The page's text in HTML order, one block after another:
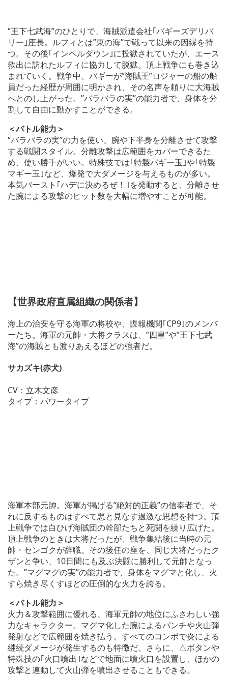
“王下七武海”のひとりで、海賊派遣会社｢バギーズデリバ
リー｣座長。ルフィとは”東の海”で戦って以来の因縁を持
つ。その後｢インペルダウン｣に投獄されていたが、エース
救出に訪れたルフィに協力して脱獄。頂上戦争にも巻き込
まれていく。戦争中、バギーが”海賊王”ロジャーの船の船
員だった経歴が周囲に明かされ、その名声を頼りに大海賊
へとのし上がった。”バラバラの実”の能力者で、身体を分
割して自由に動かすことができる。
＜バトル能力＞
“バラバラの実”の力を使い、腕や下半身を分離させて攻撃
する戦闘スタイル。分離攻撃は広範囲をカバーできるた
め、使い勝手がいい。特殊技では｢特製バギー玉｣や｢特製
マギー玉｣など、爆発で大ダメージを与えるものが多い。
本気バースト｢ハデに決めるぜ！｣を発動すると、分離させ
た腕による攻撃のヒット数を大幅に増やすことが可能。
【世界政府直属組織の関係者】
海上の治安を守る海軍の将校や、諜報機関｢CP9｣のメンバ
ーたち。海軍の元帥・大将クラスは、”四皇”や”王下七武
海”の海賊とも渡りあえるほどの強者だ。
サカズキ(赤犬)
CV：立木文彦
タイプ：パワータイプ
海軍本部元帥。海軍が掲げる”絶対的正義”の信奉者で、そ
れに反するものはすべて悪と見なす過激な思想を持つ。頂
上戦争では白ひげ海賊団の幹部たちと死闘を繰り広げた。
頂上戦争のときは大将だったが、戦争集結後に当時の元
帥・センゴクが辞職。その後任の座を、同じ大将だったク
ザンと争い、10日間にも及ぶ決闘に勝利して元帥となっ
た。”マグマグの実”の能力者で、身体をマグマと化し、火
すら焼き尽くすほどの圧倒的な火力を誇る。
＜バトル能力＞
火力＆攻撃範囲に優れる、海軍元帥の地位にふさわしい強
力なキャラクター。マグマ化した腕によるパンチや火山弾
発射などで広範囲を焼き払う。すべてのコンボで炎による
継続ダメージが発生するのも特徴だ。さらに、△ボタンや
特殊技の｢火口噴出｣などで地面に噴火口を設置し、ほかの
攻撃と連動して火山弾を噴出させることもできる。